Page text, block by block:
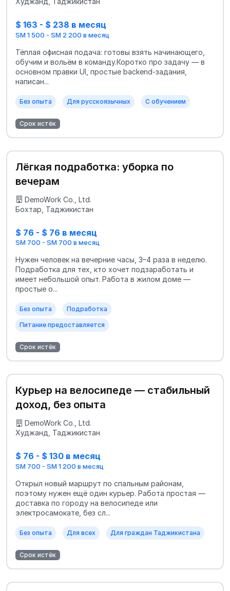
$ 163 - $ 238 в месяц
SM 1 500 - SM 2 200 в месяц
Тёплая офисная подача: готовы взять начинающего,
обучим и вольём в команду.Коротко про задачу — в
основном правки UI, простые backend-задания,
написан...
Без опыта Для русскоязычных С обучением
Срок истёк
Лёгкая подработка: уборка по
вечерам
DemoWork Co., Ltd.
Бохтар, Таджикистан
$ 76 - $ 76 в месяц
SM 700 - SM 700 в месяц
Нужен человек на вечерние часы, 3–4 раза в неделю.
Подработка для тех, кто хочет подзаработать и
имеет небольшой опыт. Работа в жилом доме —
простые о...
Без опыта Подработка
Питание предоставляется
Срок истёк
Курьер на велосипеде — стабильный
доход, без опыта
DemoWork Co., Ltd.
Худжанд, Таджикистан
$ 76 - $ 130 в месяц
SM 700 - SM 1 200 в месяц
Открыл новый маршрут по спальным районам,
поэтому нужен ещё один курьер. Работа простая —
доставка по городу на велосипеде или
электросамокате, без сл...
Без опыта Для всех Для граждан Таджикистана
Срок истёк